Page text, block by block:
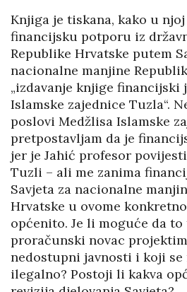
Knjiga je tiskana, kako u njoj
financijsku potporu iz
Republike Hrvatske putem
nacionalne manjine
„izdavanje knjige financijski
Islamske zajednice Tuzla“.
poslovi Medžlisa Islamske
pretpostavljam da je
jer je Jahić profesor
Tuzli – ali me zanima
Savjeta za nacionalne
Hrvatske u ovome
općenito. Je li moguće da
proračunski novac
nedostupni javnosti i koji
ilegalno? Postoji li kakva